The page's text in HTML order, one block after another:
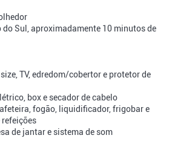
do Sul, aproximadamente 10 minutos de
TV, edredom/cobertor e protetor de
box e secador de cabelo
fogão, liquidificador, frigobar e
de jantar e sistema de som